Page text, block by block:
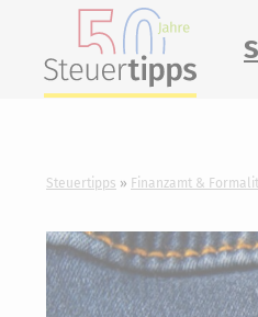
Steuertipps Finanzamt &